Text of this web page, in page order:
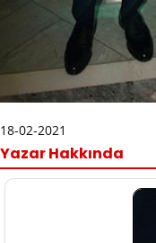
18-02-2021
Yazar Hakkında